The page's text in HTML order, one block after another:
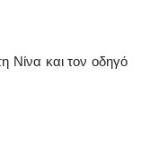
Νίνα και τον οδηγό